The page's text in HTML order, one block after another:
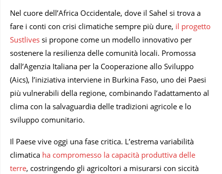
Nel cuore dell’Africa Occidentale, dove il Sahel si trova a
fare i conti con crisi climatiche sempre più dure, il progetto
Sustlives si propone come un modello innovativo per
sostenere la resilienza delle comunità locali. Promossa
dall’Agenzia Italiana per la Cooperazione allo Sviluppo
(Aics), l’iniziativa interviene in Burkina Faso, uno dei Paesi
più vulnerabili della regione, combinando l’adattamento al
clima con la salvaguardia delle tradizioni agricole e lo
sviluppo comunitario.
Il Paese vive oggi una fase critica. L’estrema variabilità
climatica ha compromesso la capacità produttiva delle
terre, costringendo gli agricoltori a misurarsi con siccità